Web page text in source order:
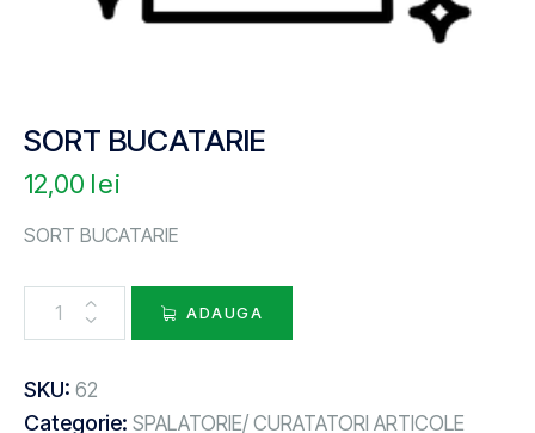
SORT BUCATARIE
12,00 lei
SORT BUCATARIE
ADAUGA
SKU: 62
Categorie: SPALATORIE/ CURATATORI ARTICOLE